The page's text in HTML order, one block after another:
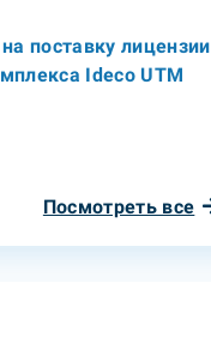
поставку лицензии
Ideco UTM
Посмотреть все